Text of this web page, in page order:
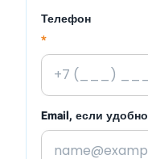
Телефон
*
Email, если удобно